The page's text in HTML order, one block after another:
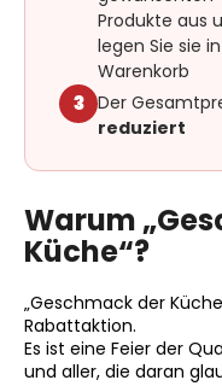
Produkte aus
legen Sie sie
Warenkorb
3 Der
reduziert
Warum
Küche“?
„Geschmack der
Rabattaktion.
Es ist eine Feier der
und aller, die daran